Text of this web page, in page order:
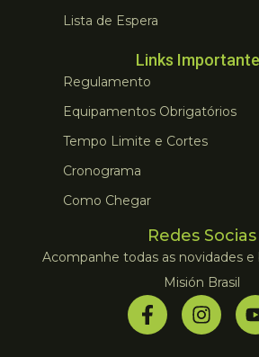
Lista de Espera
Links
Regulamento
Equipamentos Obrigatórios
Tempo Limite e Cortes
Cronograma
Como Chegar
Redes Socias
Acompanhe todas as novidades e
Misión Brasil